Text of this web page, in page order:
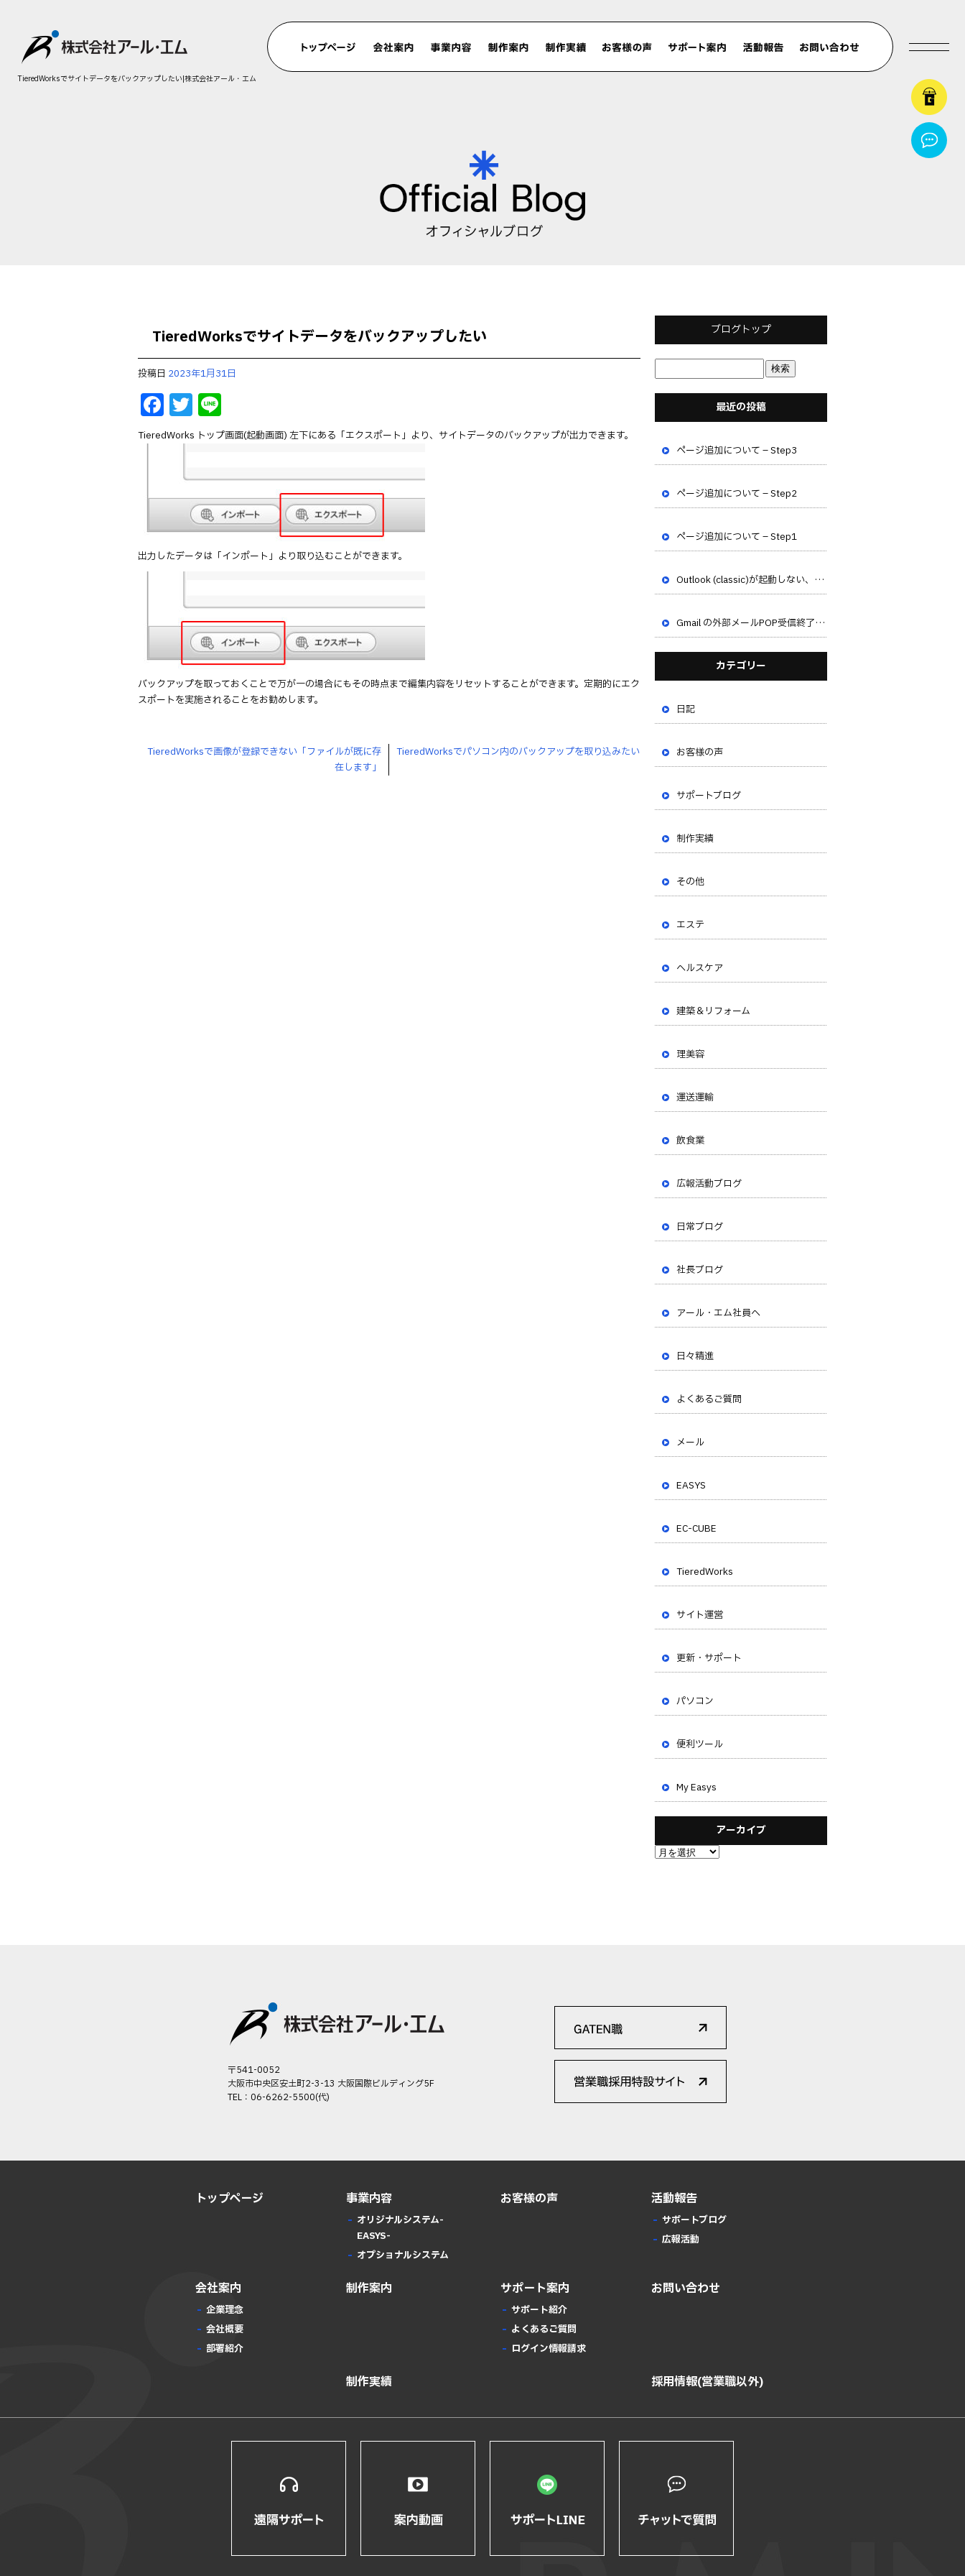
TieredWorksでサイトデータをバックアップしたい|株式会社アール・エム
TieredWorksでサイトデータをバックアップしたい
投稿日 2023年1月31日
F
a
b
o
o
k
T
w
it
te
r
n
e
TieredWorks トップ画面(起動画面) 左下にある「エクスポート」より、サイトデータのバックアップが出力できます。
出力したデータは「インポート」より取り込むことができます。
バックアップを取っておくことで万が一の場合にもその時点まで編集内容をリセットすることができます。定期的にエク
スポートを実施されることをお勧めします。
TieredWorksで画像が登録できない「ファイルが既に存
在します」
TieredWorksでパソコン内のバックアップを取り込みたい
ブログトップ
最近の投稿
ページ追加について – Step3
ページ追加について – Step2
ページ追加について – Step1
Outlook (classic)が起動しない、フリーズする不具合が発生しています
Gmail の外部メールPOP受信終了のお知らせ
カテゴリー
日記
お客様の声
サポートブログ
制作実績
その他
エステ
ヘルスケア
建築＆リフォーム
理美容
運送運輸
飲食業
広報活動ブログ
日常ブログ
社長ブログ
アール・エム社員へ
日々精進
よくあるご質問
メール
EASYS
EC-CUBE
TieredWorks
サイト運営
更新・サポート
パソコン
便利ツール
My Easys
アーカイブ
トップページ
会社案内
企業理念
会社概要
部署紹介
事業内容
オリジナルシステム-
EASYS-
オプショナルシステム
制作案内
制作実績
お客様の声
サポート案内
サポート紹介
よくあるご質問
ログイン情報請求
活動報告
サポートブログ
広報活動
お問い合わせ
採用情報(営業職以外)
〒541-0052
大阪市中央区安土町2-3-13 大阪国際ビルディング5F
TEL：06-6262-5500(代)